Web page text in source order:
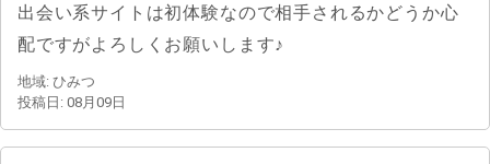
出会い系サイトは初体験なので相手されるかどうか心
配ですがよろしくお願いします♪
地域: ひみつ
投稿日: 08月09日